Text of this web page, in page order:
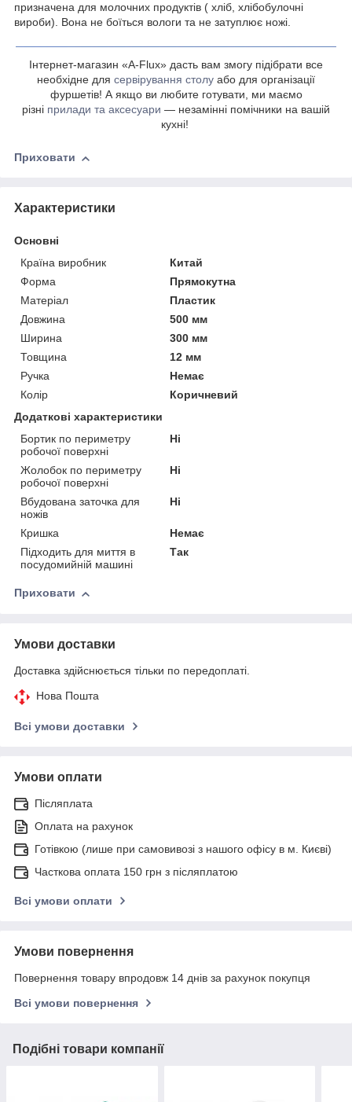
призначена для молочних продуктів ( хліб, хлібобулочні
вироби). Вона не боїться вологи та не затуплює ножі.
Інтернет-магазин «A-Flux» дасть вам змогу підібрати все
необхідне для сервірування столу або для організації
фуршетів! А якщо ви любите готувати, ми маємо
різні прилади та аксесуари — незамінні помічники на вашій
кухні!
Приховати
Характеристики
Основні
Країна виробник
Китай
Форма
Прямокутна
Матеріал
Пластик
Довжина
500 мм
Ширина
300 мм
Товщина
12 мм
Ручка
Немає
Колір
Коричневий
Додаткові характеристики
Бортик по периметру
робочої поверхні
Ні
Жолобок по периметру
робочої поверхні
Ні
Вбудована заточка для
ножів
Ні
Кришка
Немає
Підходить для миття в
посудомийній машині
Так
Приховати
Умови доставки
Доставка здійснюється тільки по передоплаті.
Нова Пошта
Всі умови доставки
Умови оплати
Післяплата
Оплата на рахунок
Готівкою (лише при самовивозі з нашого офісу в м. Києві)
Часткова оплата 150 грн з післяплатою
Всі умови оплати
Умови повернення
Повернення товару впродовж 14 днів за рахунок покупця
Всі умови повернення
Подібні товари компанії